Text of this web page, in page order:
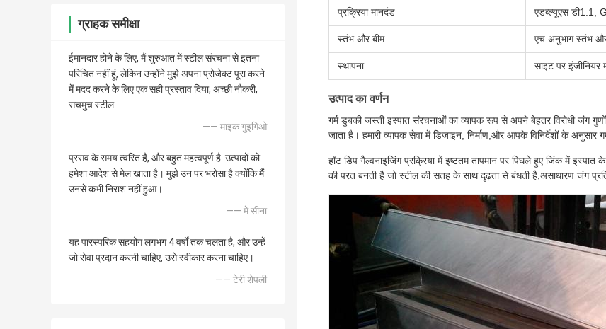
ग्राहक समीक्षा
ईमानदार होने के लिए, मैं शुरुआत में स्टील संरचना से इतना
परिचित नहीं हूं, लेकिन उन्होंने मुझे अपना प्रोजेक्ट पूरा करने
में मदद करने के लिए एक सही प्रस्ताव दिया, अच्छी नौकरी,
सचमुच स्टील
—— माइक गुइगिओ
प्रसव के समय त्वरित है, और बहुत महत्वपूर्ण है: उत्पादों को
हमेशा आदेश से मेल खाता है। मुझे उन पर भरोसा है क्योंकि मैं
उनसे कभी निराश नहीं हुआ।
—— मे सीना
यह पारस्परिक सहयोग लगभग 4 वर्षों तक चलता है, और उन्हें
जो सेवा प्रदान करनी चाहिए, उसे स्वीकार करना चाहिए।
—— टेरी शेपली
प्रक्रिया मानदंड एडब्ल्यूएस डी1.1,
स्तंभ और बीम एच अनुभाग स्तंभ
स्थापना साइट पर इंजीनियर
उत्पाद का वर्णन
गर्म डुबकी जस्ती इस्पात संरचनाओं का व्यापक रूप से अपने बेहतर विरोधी जंग
जाता है। हमारी व्यापक सेवा में डिजाइन, निर्माण,और आपके विनिर्देशों के अनुसार
हॉट डिप गैल्वनाइजिंग प्रक्रिया में इष्टतम तापमान पर पिघले हुए जिंक में
की परत बनती है जो स्टील की सतह के साथ दृढ़ता से बंधती है,असाधारण जंग